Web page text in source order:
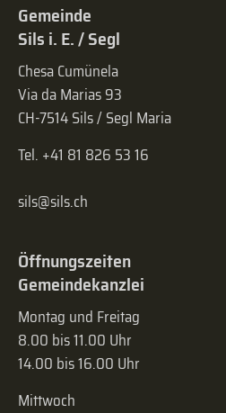
Gemeinde
Sils i. E. / Segl
Chesa Cumünela
Via da Marias 93
CH-7514 Sils / Segl Maria
Tel. +41 81 826 53 16
sils@sils.ch
Öffnungszeiten
Gemeindekanzlei
Montag und Freitag
8.00 bis 11.00 Uhr
14.00 bis 16.00 Uhr
Mittwoch